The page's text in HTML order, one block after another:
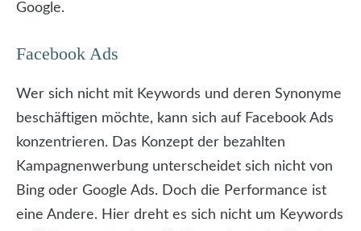
Google.
Facebook Ads
Wer sich nicht mit Keywords und deren Synonyme
beschäftigen möchte, kann sich auf Facebook Ads
konzentrieren. Das Konzept der bezahlten
Kampagnenwerbung unterscheidet sich nicht von
Bing oder Google Ads. Doch die Performance ist
eine Andere. Hier dreht es sich nicht um Keywords